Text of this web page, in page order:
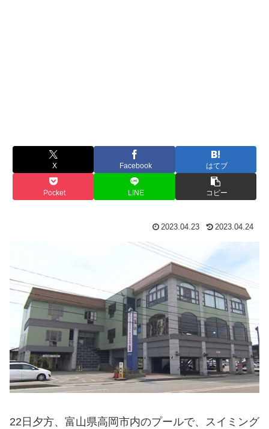
X Facebook はてブ
Pocket LINE コピー
2023.04.23 2023.04.24
22日夕方、富山県高岡市内のプールで、スイミング